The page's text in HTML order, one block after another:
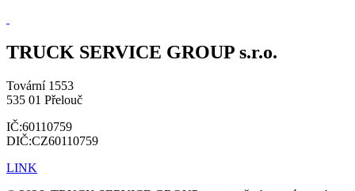
TRUCK SERVICE GROUP s.r.o.
Tovární 1553
535 01 Přelouč
IČ:60110759
DIČ:CZ60110759
LINK